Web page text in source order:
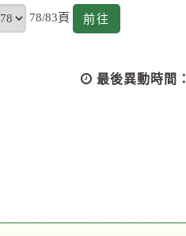
頁
78/83頁 前往
往
最後異動時間：